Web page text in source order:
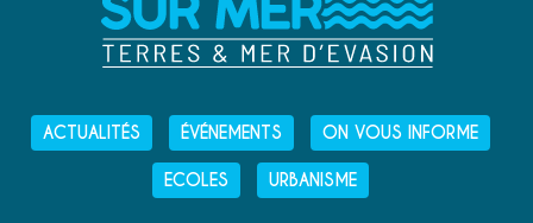
ACTUALITÉS ÉVÉNEMENTS ON VOUS INFORME
ECOLES URBANISME